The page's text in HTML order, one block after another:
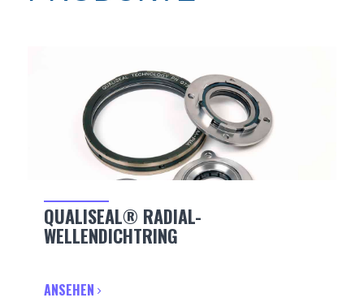
QUALISEAL® RADIAL-
WELLENDICHTRING
ANSEHEN